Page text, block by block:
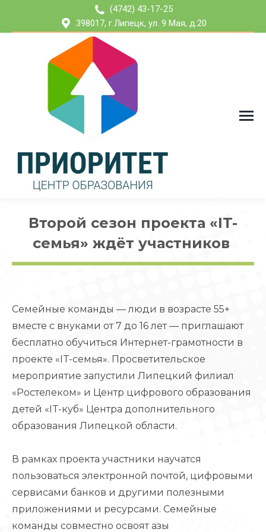
(4742) 43-17-25
398017, г.Липецк, ул. 9 Мая, д.20
Второй сезон проекта «IT-
семья» ждёт участников
Семейные команды — люди в возрасте 55+
вместе с внуками от 7 до 16 лет — приглашают
бесплатно обучиться Интернет-грамотности в
проекте «IT-семья». Просветительское
мероприятие запустили Липецкий филиал
«Ростелеком» и Центр цифрового образования
детей «IT-куб» Центра дополнительного
образования Липецкой области.
В рамках проекта участники научатся
пользоваться электронной почтой, цифровыми
сервисами банков и другими полезными
приложениями и ресурсами. Семейные
команды совместно освоят азы